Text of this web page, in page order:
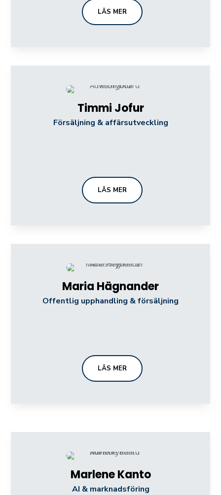
LÄS MER
Timmi Jofur
Försäljning & affärsutveckling
LÄS MER
Maria Hägnander
Offentlig upphandling & försäljning
LÄS MER
Marlene Kanto
AI & marknadsföring